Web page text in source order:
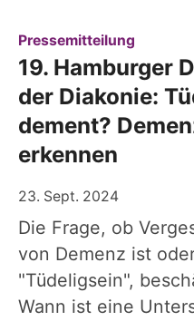
Pressemitteilung
19. Hamburger
der Diakonie:
dement?
erkennen
23. Sept. 2024
Die Frage, ob
von Demenz ist
"Tüdeligsein",
Wann ist eine